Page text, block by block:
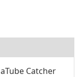
aTube Catcher